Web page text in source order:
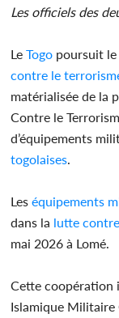
Les officiels des
LeTogo poursuit
contre le
matérialisée de la
Contre le
d’équipements
togolaises
Les équipements
dans la lutte
mai 2026 à Lomé.
Cette coopération
Islamique Militaire